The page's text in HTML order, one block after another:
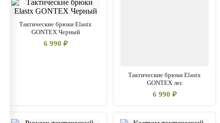
Тактические брюки Elastx
GONTEX Черный
6 990 ₽
Тактические брюки Elastx
GONTEX лес
6 990 ₽